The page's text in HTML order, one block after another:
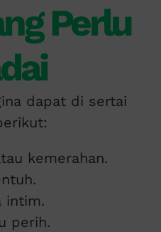
Perlu
dapat di sertai
kemerahan.
intim.
perih.